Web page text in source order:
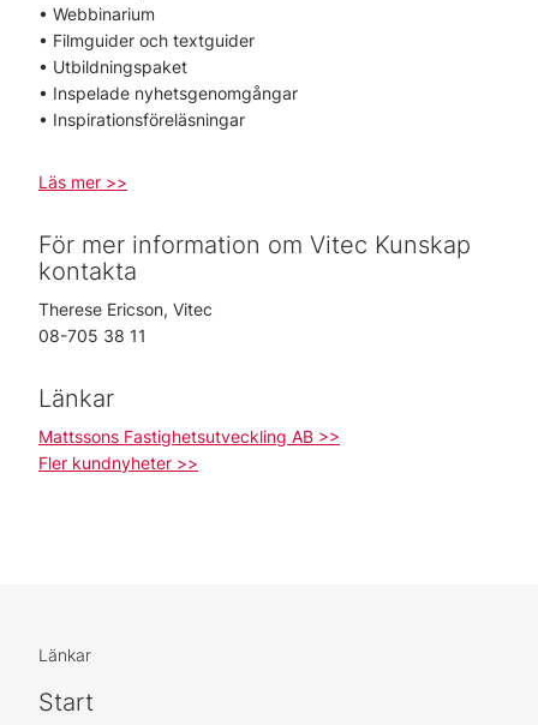
• Webbinarium
• Filmguider och textguider
• Utbildningspaket
• Inspelade nyhetsgenomgångar
• Inspirationsföreläsningar
Läs mer >>
För mer information om Vitec Kunskap
kontakta
Therese Ericson, Vitec
08-705 38 11
Länkar
Mattssons Fastighetsutveckling AB >>
Fler kundnyheter >>
Länkar
Start